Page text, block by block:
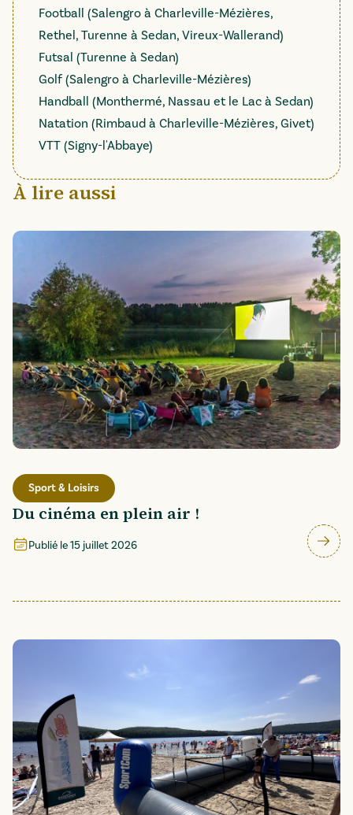
Football (Salengro à Charleville-Mézières,
Rethel, Turenne à Sedan, Vireux-Wallerand)
Futsal (Turenne à Sedan)
Golf (Salengro à Charleville-Mézières)
Handball (Monthermé, Nassau et le Lac à Sedan)
Natation (Rimbaud à Charleville-Mézières, Givet)
VTT (Signy-l'Abbaye)
À lire aussi
Sport & Loisirs
Du cinéma en plein air !
Publié le15 juillet 2026